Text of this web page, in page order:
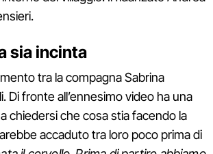
sia incinta
tra la compagna Sabrina
Di fronte all’ennesimo video ha una
chiedersi che cosa stia facendo la
accaduto tra loro poco prima di